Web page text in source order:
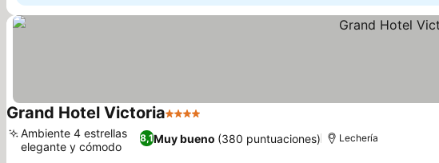
Grand Hotel Victoria4 Estrellas
8,1Muy bueno (380 puntuaciones)
Ambiente 4 estrellas
elegante y cómodo
Lechería